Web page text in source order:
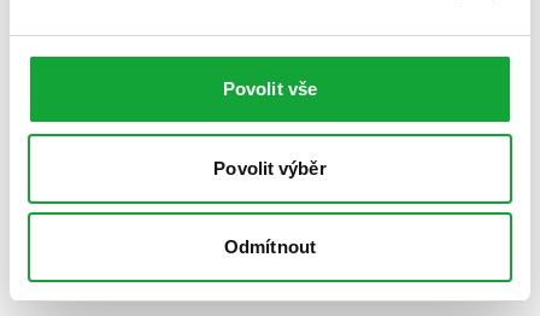
Povolit vše
Povolit výběr
Odmítnout